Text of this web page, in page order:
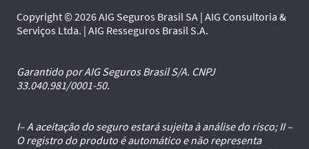
Copyright © 2026 AIG Seguros Brasil SA | AIG Consultoria &
Serviços Ltda. | AIG Resseguros Brasil S.A.
Garantido por AIG Seguros Brasil S/A. CNPJ
33.040.981/0001-50.
I– A aceitação do seguro estará sujeita à análise do risco; II –
O registro do produto é automático e não representa